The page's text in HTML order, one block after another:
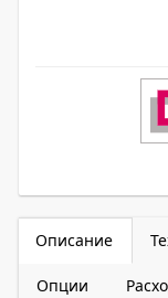
Описание
Опции